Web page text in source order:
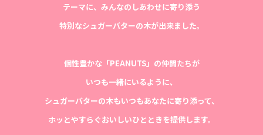
テーマに、みんなのしあわせに寄り添う
特別なシュガーバターの木が出来ました。
個性豊かな「PEANUTS」の仲間たちが
いつも一緒にいるように、
シュガーバターの木もいつもあなたに寄り添って、
ホッとやすらぐおいしいひとときを提供します。